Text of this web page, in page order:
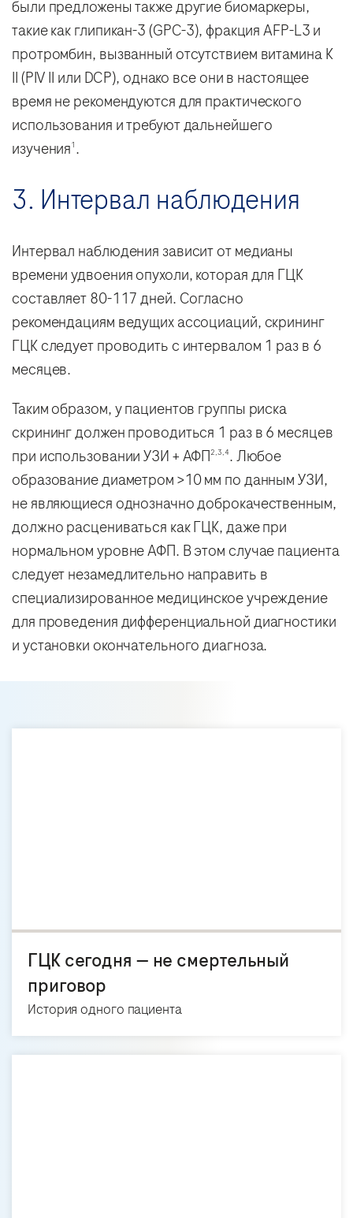
были предложены также другие биомаркеры,
такие как глипикан-3 (GPC-3), фракция AFP-L3 и
протромбин, вызванный отсутствием витамина К
II (PIV II или DCP), однако все они в настоящее
время не рекомендуются для практического
использования и требуют дальнейшего
изучения1 .
3. Интервал наблюдения
Интервал наблюдения зависит от медианы
времени удвоения опухоли, которая для ГЦК
составляет 80-117 дней. Согласно
рекомендациям ведущих ассоциаций, скрининг
ГЦК следует проводить с интервалом 1 раз в 6
месяцев.
Таким образом, у пациентов группы риска
скрининг должен проводиться 1 раз в 6 месяцев
при использовании УЗИ + АФП2,3,4. Любое
образование диаметром >10 мм по данным УЗИ,
не являющиеся однозначно доброкачественным,
должно расцениваться как ГЦК, даже при
нормальном уровне АФП. В этом случае пациента
следует незамедлительно направить в
специализированное медицинское учреждение
для проведения дифференциальной диагностики
и установки окончательного диагноза.
ГЦК сегодня — не смертельный
приговор
История одного пациента